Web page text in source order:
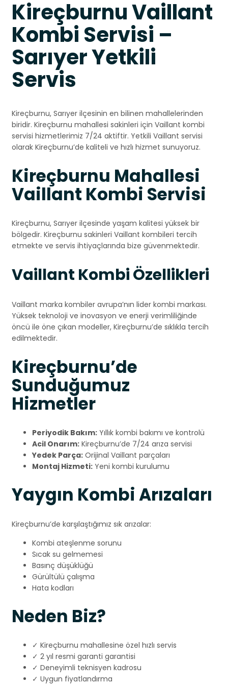
Kireçburnu Vaillant
Kombi Servisi –
Sarıyer Yetkili
Servis
Kireçburnu, Sarıyer ilçesinin en bilinen mahallelerinden
biridir. Kireçburnu mahallesi sakinleri için Vaillant kombi
servisi hizmetlerimiz 7/24 aktiftir. Yetkili Vaillant servisi
olarak Kireçburnu’de kaliteli ve hızlı hizmet sunuyoruz.
Kireçburnu Mahallesi
Vaillant Kombi Servisi
Kireçburnu, Sarıyer ilçesinde yaşam kalitesi yüksek bir
bölgedir. Kireçburnu sakinleri Vaillant kombileri tercih
etmekte ve servis ihtiyaçlarında bize güvenmektedir.
Vaillant Kombi Özellikleri
Vaillant marka kombiler avrupa’nın lider kombi markası.
Yüksek teknoloji ve inovasyon ve enerji verimliliğinde
öncü ile öne çıkan modeller, Kireçburnu’de sıklıkla tercih
edilmektedir.
Kireçburnu’de
Sunduğumuz
Hizmetler
Periyodik Bakım: Yıllık kombi bakımı ve kontrolü
Acil Onarım: Kireçburnu’de 7/24 arıza servisi
Yedek Parça: Orijinal Vaillant parçaları
Montaj Hizmeti: Yeni kombi kurulumu
Yaygın Kombi Arızaları
Kireçburnu’de karşılaştığımız sık arızalar:
Kombi ateşlenme sorunu
Sıcak su gelmemesi
Basınç düşüklüğü
Gürültülü çalışma
Hata kodları
Neden Biz?
✓ Kireçburnu mahallesine özel hızlı servis
✓ 2 yıl resmi garanti garantisi
✓ Deneyimli teknisyen kadrosu
✓ Uygun fiyatlandırma